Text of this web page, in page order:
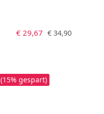
Verkaufspreis:
€ 29,67 Regulärer Preis:
€ 34,90
(15% gespart)